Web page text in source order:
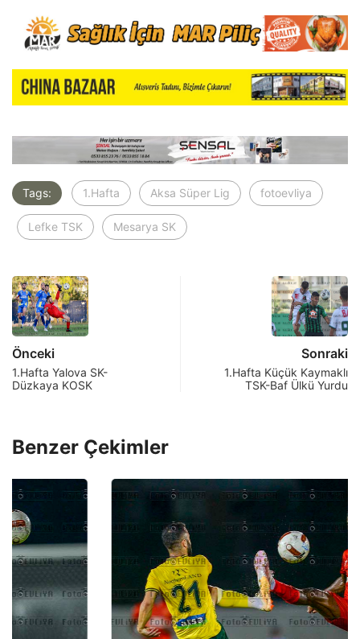
Tags: 1.Hafta Aksa Süper Lig fotoevliya
Lefke TSK Mesarya SK
Önceki
1.Hafta Yalova SK-
Düzkaya KOSK
Sonraki
1.Hafta Küçük Kaymaklı
TSK-Baf Ülkü Yurdu
Benzer Çekimler